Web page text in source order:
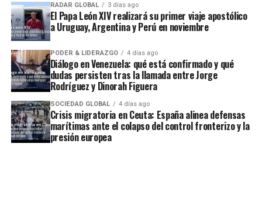
RADAR GLOBAL 3 días ago
El Papa León XIV realizará su primer viaje apostólico
a Uruguay, Argentina y Perú en noviembre
PODER & LIDERAZGO 4 días ago
Diálogo en Venezuela: qué está confirmado y qué
dudas persisten tras la llamada entre Jorge
Rodríguez y Dinorah Figuera
SOCIEDAD GLOBAL 4 días ago
Crisis migratoria en Ceuta: España alinea defensas
marítimas ante el colapso del control fronterizo y la
presión europea